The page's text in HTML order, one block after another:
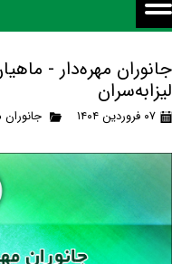
جانوران مهره‌دار -
لیزابه‌سران
۰۷ فروردین ۱۴۰۴ جانوران